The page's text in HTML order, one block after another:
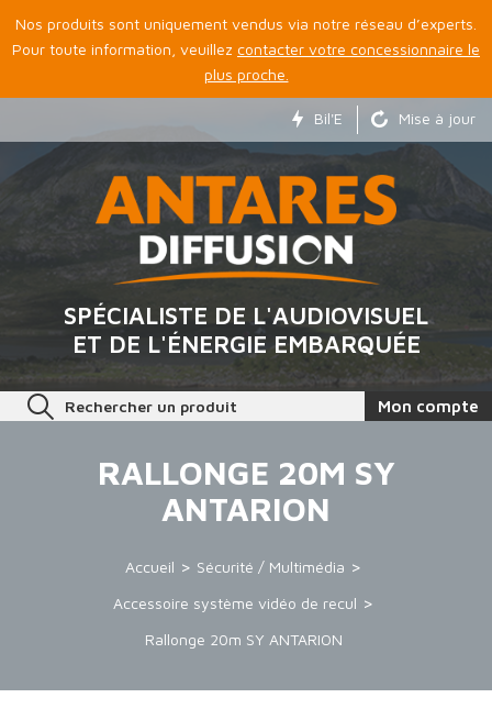
Nos produits sont uniquement vendus via notre réseau d’experts.
Pour toute information, veuillez contacter votre concessionnaire le
plus proche.
Bil'E Mise à jour
SPÉCIALISTE DE L'AUDIOVISUEL
ET DE L'ÉNERGIE EMBARQUÉE
Rechercher un produit Mon compte
RALLONGE 20M SY
ANTARION
Accueil
Sécurité / Multimédia
Accessoire système vidéo de recul
Rallonge 20m SY ANTARION